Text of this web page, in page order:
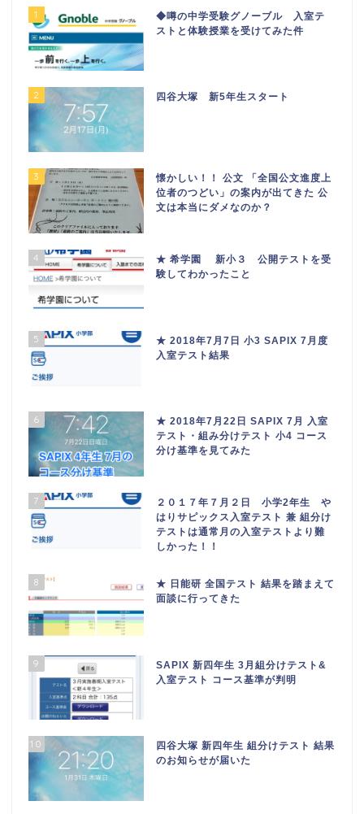
1
◆噂の中学受験グノーブル 入室テ
ストと体験授業を受けてみた件
2 四谷大塚 新5年生スタート
3
懐かしい！！ 公文 「全国公文進度上
位者のつどい」の案内が出てきた 公
文は本当にダメなのか？
4
★ 希学園 新小３ 公開テストを受
験してわかったこと
5
★ 2018年7月7日 小3 SAPIX 7月度
入室テスト結果
6
★ 2018年7月22日 SAPIX 7月 入室
テスト・組み分けテスト 小4 コース
分け基準を見てみた
7
２０１７年７月２日 小学2年生 や
はりサピックス入室テスト 兼 組分け
テストは通常月の入室テストより難
しかった！！
8
★ 日能研 全国テスト 結果を踏まえて
面談に行ってきた
9
SAPIX 新四年生 3月組分けテスト&
入室テスト コース基準が判明
10
四谷大塚 新四年生 組分けテスト 結果
のお知らせが届いた